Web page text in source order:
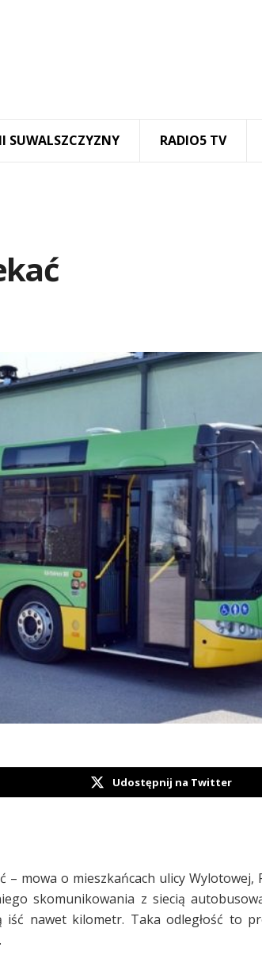
SUWALSZCZYZNY RADIO5 TV
Udostępnij na Twitter
mowa o mieszkańcach ulicy Wylotowej,
skomunikowania z siecią
nawet kilometr. Taka odległość to